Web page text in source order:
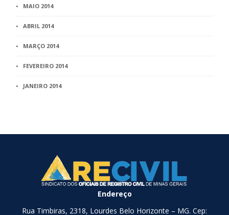
MAIO 2014
ABRIL 2014
MARÇO 2014
FEVEREIRO 2014
JANEIRO 2014
Endereço
Rua Timbiras, 2318, Lourdes Belo Horizonte – MG. Cep: